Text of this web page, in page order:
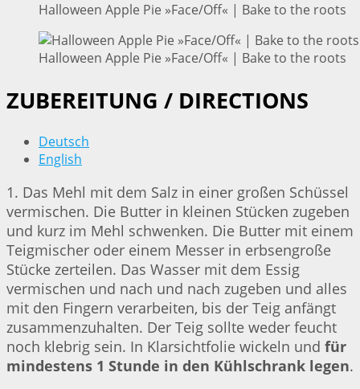
Halloween Apple Pie »Face/Off« | Bake to the roots
Halloween Apple Pie »Face/Off« | Bake to the roots
ZUBEREITUNG / DIRECTIONS
Deutsch
English
1. Das Mehl mit dem Salz in einer großen Schüssel
vermischen. Die Butter in kleinen Stücken zugeben
und kurz im Mehl schwenken. Die Butter mit einem
Teigmischer oder einem Messer in erbsengroße
Stücke zerteilen. Das Wasser mit dem Essig
vermischen und nach und nach zugeben und alles
mit den Fingern verarbeiten, bis der Teig anfängt
zusammenzuhalten. Der Teig sollte weder feucht
noch klebrig sein. In Klarsichtfolie wickeln und für
mindestens 1 Stunde in den Kühlschrank legen.